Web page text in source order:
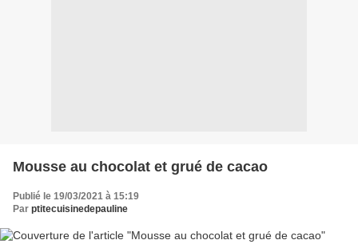
Mousse au chocolat et grué de cacao
Publié le 19/03/2021 à 15:19
Par ptitecuisinedepauline